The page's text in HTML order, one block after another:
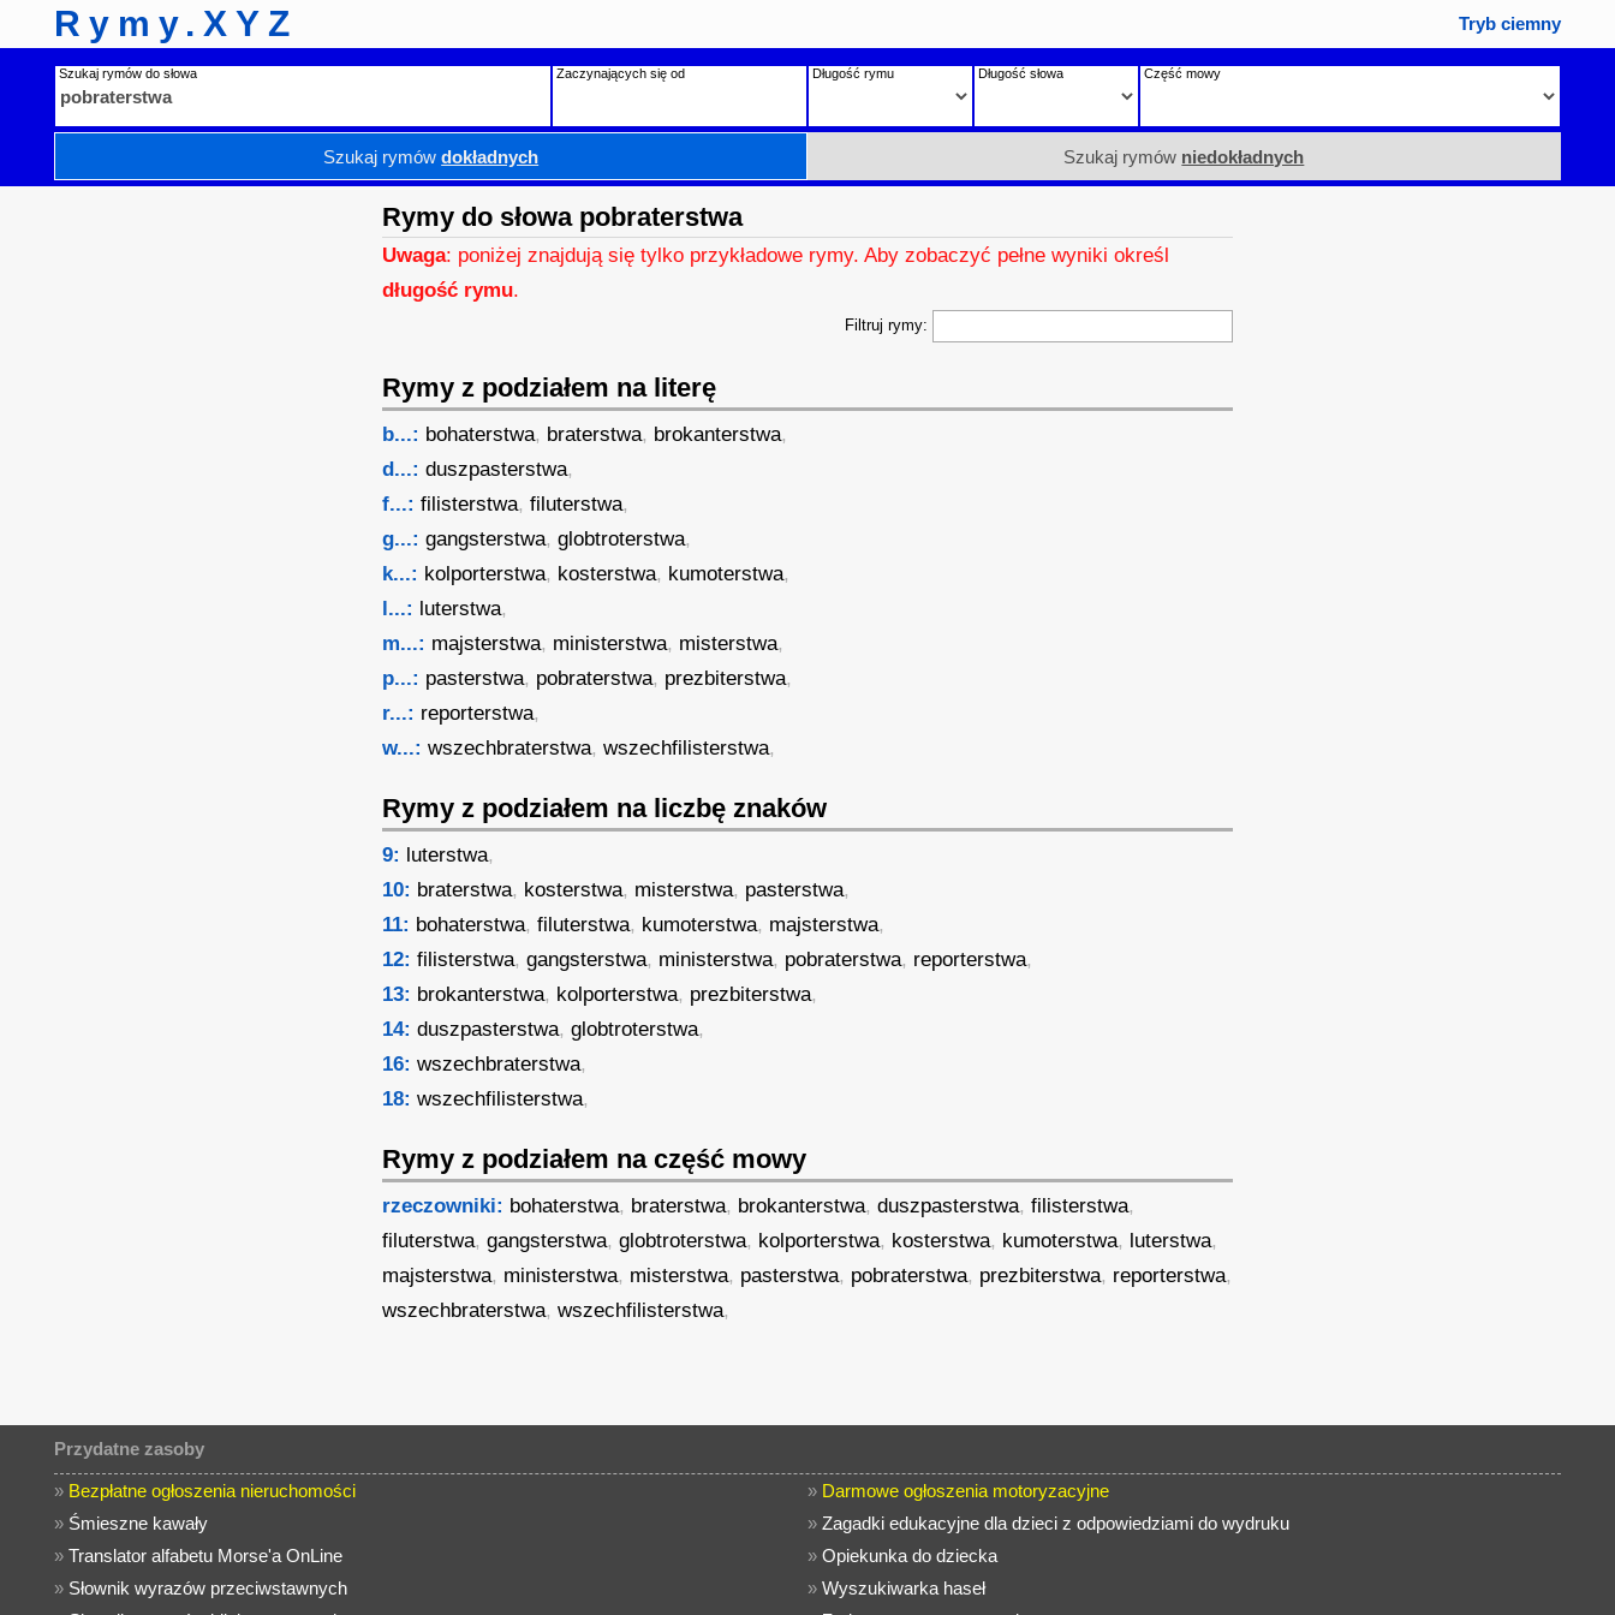
Rymy.XYZ Tryb ciemny
Szukaj rymów do słowa Zaczynających się od Długość rymu Długość słowa Część mowy
Szukaj rymówdokładnych Szukaj rymów niedokładnych
Rymy do słowa pobraterstwa
Uwaga: poniżej znajdują się tylko przykładowe rymy. Aby zobaczyć pełne wyniki określ
długość rymu.
Filtruj rymy:
Rymy z podziałem na literę
b...: bohaterstwa, braterstwa, brokanterstwa,
d...: duszpasterstwa,
f...: filisterstwa,filuterstwa,
g...: gangsterstwa,globtroterstwa,
k...: kolporterstwa, kosterstwa, kumoterstwa,
l...: luterstwa,
m...: majsterstwa, ministerstwa, misterstwa,
p...: pasterstwa, pobraterstwa, prezbiterstwa,
r...: reporterstwa,
w...: wszechbraterstwa,wszechfilisterstwa,
Rymy z podziałem na liczbę znaków
9: luterstwa,
10: braterstwa, kosterstwa, misterstwa, pasterstwa,
11: bohaterstwa,filuterstwa, kumoterstwa, majsterstwa,
12: filisterstwa,gangsterstwa, ministerstwa, pobraterstwa, reporterstwa,
13: brokanterstwa, kolporterstwa, prezbiterstwa,
14: duszpasterstwa,globtroterstwa,
16: wszechbraterstwa,
18: wszechfilisterstwa,
Rymy z podziałem na część mowy
rzeczowniki: bohaterstwa, braterstwa, brokanterstwa,duszpasterstwa,filisterstwa,
filuterstwa,gangsterstwa,globtroterstwa, kolporterstwa, kosterstwa, kumoterstwa, luterstwa,
majsterstwa, ministerstwa, misterstwa, pasterstwa, pobraterstwa, prezbiterstwa, reporterstwa,
wszechbraterstwa,wszechfilisterstwa,
Przydatne zasoby
» Bezpłatne ogłoszenia nieruchomości » Darmowe ogłoszenia motoryzacyjne
» Śmieszne kawały » Zagadki edukacyjne dla dzieci z odpowiedziami do wydruku
»Translator alfabetu Morse'a OnLine » Opiekunka do dziecka
» Słownik wyrazów przeciwstawnych » Wyszukiwarka haseł